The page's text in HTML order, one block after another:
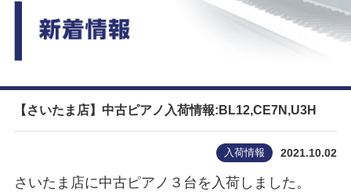
【さいたま店】中古ピアノ入荷情報:BL12,CE7N,U3H
入荷情報 2021.10.02
さいたま店に中古ピアノ３台を入荷しました。